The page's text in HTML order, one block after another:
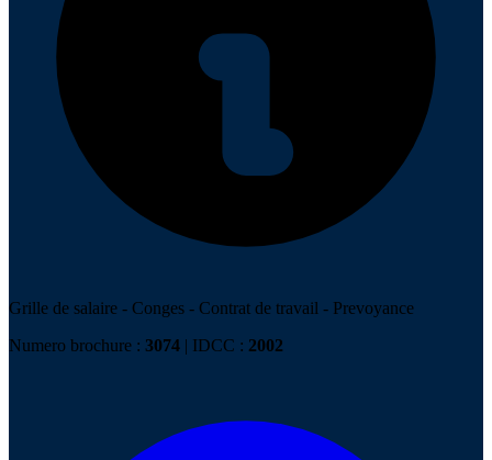
Grille de salaire - Conges - Contrat de travail - Prevoyance
Numero brochure : 3074 | IDCC : 2002